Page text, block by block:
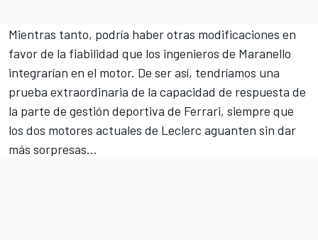
Mientras tanto, podría haber otras modificaciones en
favor de la fiabilidad que los ingenieros de Maranello
integrarían en el motor. De ser así, tendríamos una
prueba extraordinaria de la capacidad de respuesta de
la parte de gestión deportiva de Ferrari, siempre que
los dos motores actuales de Leclerc aguanten sin dar
más sorpresas...